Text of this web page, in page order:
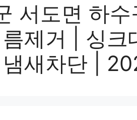
서도면 하
제거 | 싱크
새차단 |